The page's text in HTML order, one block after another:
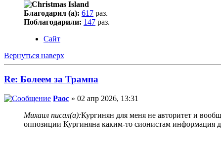
Благодарил (а): 617 раз.
Поблагодарили: 147 раз.
Сайт
Вернуться наверх
Re: Болеем за Трампа
Раос » 02 апр 2026, 13:31
Михаил писал(а):Кургинян для меня не авторитет и
оппозиции Кургиняна каким-то сионистам информация